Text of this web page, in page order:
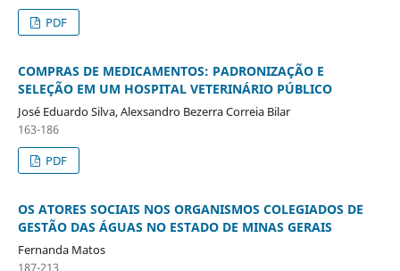
PDF
COMPRAS DE MEDICAMENTOS: PADRONIZAÇÃO E
SELEÇÃO EM UM HOSPITAL VETERINÁRIO PÚBLICO
José Eduardo Silva, Alexsandro Bezerra Correia Bilar
163-186
PDF
OS ATORES SOCIAIS NOS ORGANISMOS COLEGIADOS DE
GESTÃO DAS ÁGUAS NO ESTADO DE MINAS GERAIS
Fernanda Matos
187-213